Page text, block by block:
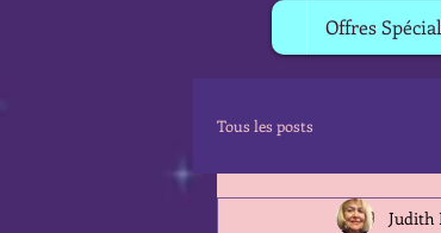
Offres
Tous les posts
Judith